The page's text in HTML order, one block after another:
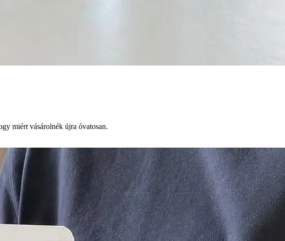
miért vásárolnék újra óvatosan.